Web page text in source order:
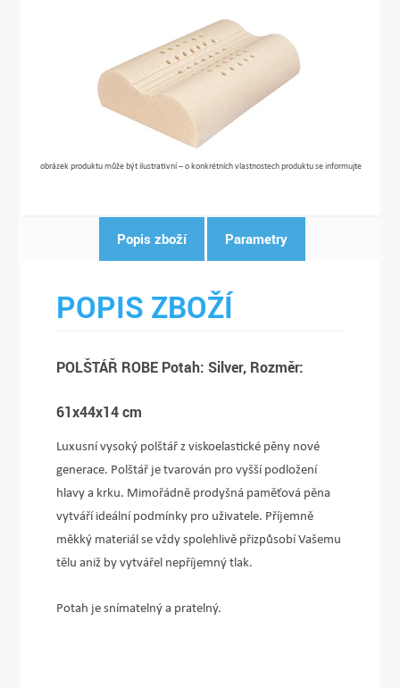
obrázek produktu může být ilustrativní – o konkrétních vlastnostech produktu se informujte
Popis zboží Parametry
POPIS ZBOŽÍ
POLŠTÁŘ ROBE Potah: Silver, Rozměr:
61x44x14 cm
Luxusní vysoký polštář z viskoelastické pěny nové
generace. Polštář je tvarován pro vyšší podložení
hlavy a krku. Mimořádně prodyšná paměťová pěna
vytváří ideální podmínky pro uživatele. Příjemně
měkký materiál se vždy spolehlivě přiz­působí Vašemu
tělu aniž by vytvářel nepříjemný tlak.
Potah je snímatelný a pratelný.